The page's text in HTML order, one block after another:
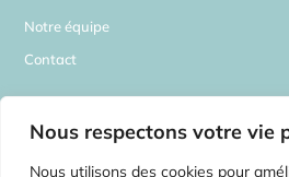
Nous respectons votre vie
Nous utilisons des cookies pour
Notre équipe
Contact